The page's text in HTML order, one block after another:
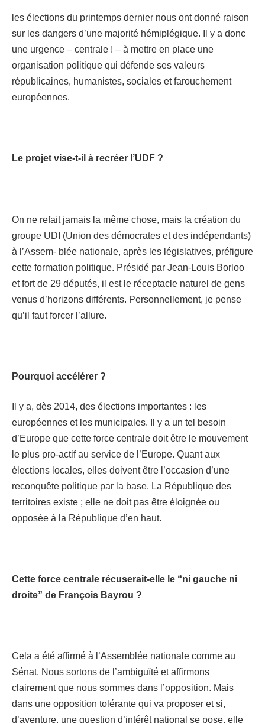
les élections du printemps dernier nous ont donné raison
sur les dangers d’une majorité hémiplégique. Il y a donc
une urgence – centrale ! – à mettre en place une
organisation politique qui défende ses valeurs
républicaines, humanistes, sociales et farouchement
européennes.
Le projet vise-t-il à recréer l’UDF ?
On ne refait jamais la même chose, mais la création du
groupe UDI (Union des démocrates et des indépendants)
à l’Assem- blée nationale, après les législatives, préfigure
cette formation politique. Présidé par Jean-Louis Borloo
et fort de 29 députés, il est le réceptacle naturel de gens
venus d’horizons différents. Personnellement, je pense
qu’il faut forcer l’allure.
Pourquoi accélérer ?
Il y a, dès 2014, des élections importantes : les
européennes et les municipales. Il y a un tel besoin
d’Europe que cette force centrale doit être le mouvement
le plus pro-actif au service de l’Europe. Quant aux
élections locales, elles doivent être l’occasion d’une
reconquête politique par la base. La République des
territoires existe ; elle ne doit pas être éloignée ou
opposée à la République d’en haut.
Cette force centrale récuserait-elle le “ni gauche ni
droite” de François Bayrou ?
Cela a été affirmé à l’Assemblée nationale comme au
Sénat. Nous sortons de l’ambiguïté et affirmons
clairement que nous sommes dans l’opposition. Mais
dans une opposition tolérante qui va proposer et si,
d’aventure, une question d’intérêt national se pose, elle